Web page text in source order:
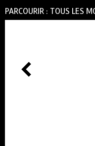
PARCOURIR : TOUS LES